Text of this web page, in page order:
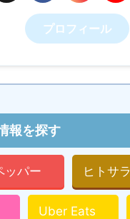
プロフィール
報を探す
ッパー ヒトサラ
Uber Eats